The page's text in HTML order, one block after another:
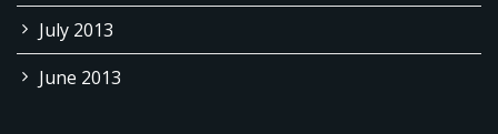
July 2013
June 2013